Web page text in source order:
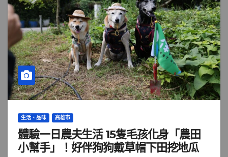
生活、品味 高雄市
體驗一日農夫生活 15隻毛孩化身「農田
小幫手」！好伴狗狗戴草帽下田挖地瓜